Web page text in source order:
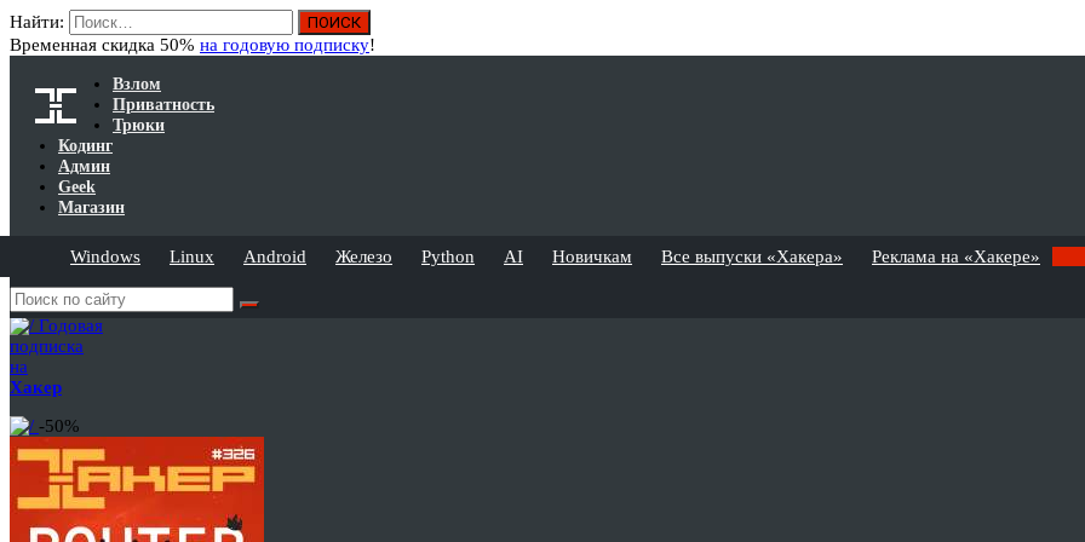
Найти:
Временная скидка 50% на годовую подписку!
Взлом
Приватность
Трюки
Кодинг
Админ
Geek
Магазин
Windows Linux Android Железо Python AI Новичкам Все выпуски «Хакера» Реклама на «Хакере»
Годовая
подписка
на
Хакер
-50%